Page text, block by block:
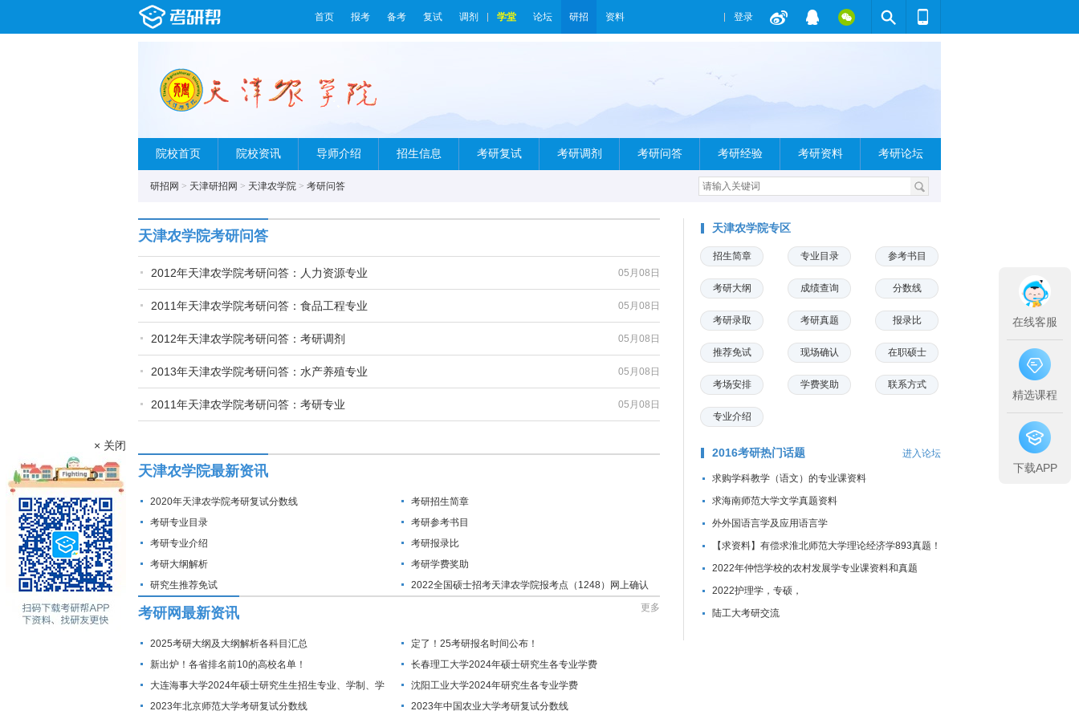
首页 报考 备考 复试 调剂 学堂 论坛 研招 资料 登录
院校首页 院校资讯 导师介绍 招生信息 考研复试 考研调剂 考研问答 考研经验 考研资料 考研论坛
研招网 > 天津研招网 > 天津农学院 > 考研问答
天津农学院考研问答
05月08日
2012年天津农学院考研问答：人力资源专业
05月08日
2011年天津农学院考研问答：食品工程专业
05月08日
2012年天津农学院考研问答：考研调剂
05月08日
2013年天津农学院考研问答：水产养殖专业
05月08日
2011年天津农学院考研问答：考研专业
天津农学院最新资讯
2020年天津农学院考研复试分数线
考研招生简章
考研专业目录
考研参考书目
考研专业介绍
考研报录比
考研大纲解析
考研学费奖助
研究生推荐免试
2022全国硕士招考天津农学院报考点（1248）网上确认
考研网最新资讯 更多
2025考研大纲及大纲解析各科目汇总
定了！25考研报名时间公布！
新出炉！各省排名前10的高校名单！
长春理工大学2024年硕士研究生各专业学费
大连海事大学2024年硕士研究生生招生专业、学制、学
费标准及拟招生人数
沈阳工业大学2024年研究生各专业学费
2023年北京师范大学考研复试分数线
2023年中国农业大学考研复试分数线
天津农学院专区
招生简章 专业目录 参考书目
考研大纲 成绩查询 分数线
考研录取 考研真题 报录比
推荐免试 现场确认 在职硕士
考场安排 学费奖助 联系方式
专业介绍
2016考研热门话题 进入论坛
求购学科教学（语文）的专业课资料
求海南师范大学文学真题资料
外外国语言学及应用语言学
【求资料】有偿求淮北师范大学理论经济学893真题！
2022年仲恺学校的农村发展学专业课资料和真题
2022护理学，专硕，
陆工大考研交流
× 关闭
在线客服
精选课程
下载APP